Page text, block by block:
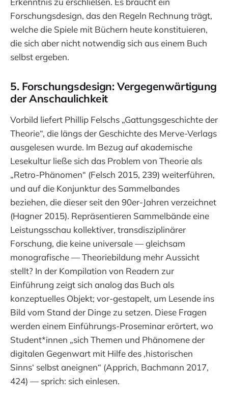
Forschungsdesign, das den Regeln Rechnung trägt,
welche die Spiele mit Büchern heute konstituieren,
die sich aber nicht notwendig sich aus einem Buch
selbst ergeben.
5. Forschungsdesign: Vergegenwärtigung
der Anschaulichkeit
Vorbild liefert Phillip Felschs „Gattungsgeschichte der
Theorie“, die längs der Geschichte des Merve-Verlags
ausgelesen wurde. Im Bezug auf akademische
Lesekultur ließe sich das Problem von Theorie als
„Retro-Phänomen“ (Felsch 2015, 239) weiterführen,
und auf die Konjunktur des Sammelbandes
beziehen, die dieser seit den 90er-Jahren verzeichnet
(Hagner 2015). Repräsentieren Sammelbände eine
Leistungsschau kollektiver, transdisziplinärer
Forschung, die keine universale — gleichsam
monografische — Theoriebildung mehr Aussicht
stellt? In der Kompilation von Readern zur
Einführung zeigt sich analog das Buch als
konzeptuelles Objekt; vor-gestapelt, um Lesende ins
Bild vom Stand der Dinge zu setzen. Diese Fragen
werden einem Einführungs-Proseminar erörtert, wo
Student*innen „sich Themen und Phänomene der
digitalen Gegenwart mit Hilfe des ‚historischen
Sinns‘ selbst aneignen“ (Apprich, Bachmann 2017,
424) — sprich: sich einlesen.